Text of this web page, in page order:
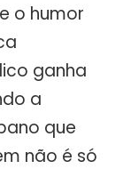
o humor
ganha
a
que
não é só